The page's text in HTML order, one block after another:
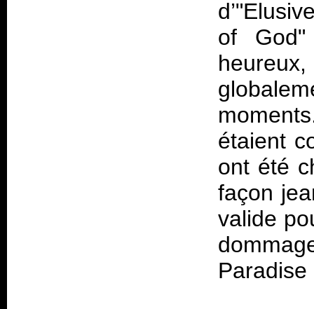
of
étaient
ont été
façon
valide